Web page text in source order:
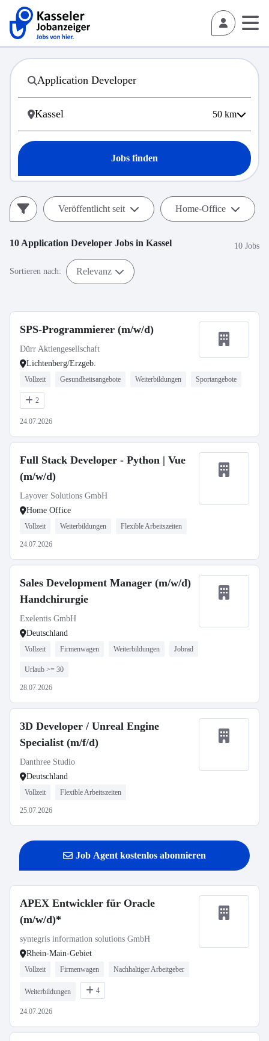
50 km
Jobs finden
Veröffentlicht seit Home-Office
10 Application Developer Jobs in Kassel 10 Jobs
Sortieren nach: Relevanz
SPS-Programmierer (m/w/d)
Dürr Aktiengesellschaft
Lichtenberg/Erzgeb.
Vollzeit Gesundheitsangebote Weiterbildungen Sportangebote
2
24.07.2026
Full Stack Developer - Python | Vue
(m/w/d)
Layover Solutions GmbH
Home Office
Vollzeit Weiterbildungen Flexible Arbeitszeiten
24.07.2026
Sales Development Manager (m/w/d)
Handchirurgie
Exelentis GmbH
Deutschland
Vollzeit Firmenwagen Weiterbildungen Jobrad
Urlaub >= 30
28.07.2026
3D Developer / Unreal Engine
Specialist (m/f/d)
Danthree Studio
Deutschland
Vollzeit Flexible Arbeitszeiten
25.07.2026
Job Agent kostenlos abonnieren
APEX Entwickler für Oracle
(m/w/d)*
syntegris information solutions GmbH
Rhein-Main-Gebiet
Vollzeit Firmenwagen Nachhaltiger Arbeitgeber
Weiterbildungen 4
24.07.2026